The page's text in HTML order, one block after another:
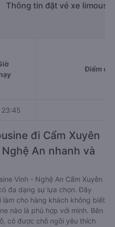
Thông tin đặt vé xe
Điểm đi
đi Cẩm Xuyên
An nhanh và
Vinh - Nghệ An Cẩm Xuyên
đa dạng sự lựa chọn. Đây
cho hàng khách không biết
nào là phù hợp với mình. Bên
có được chỗ ngồi yêu thích